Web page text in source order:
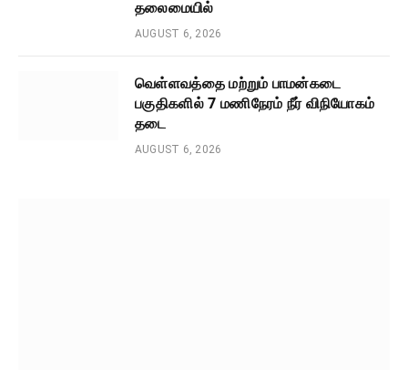
தலைமையில்
AUGUST 6, 2026
வெள்ளவத்தை மற்றும் பாமன்கடை
பகுதிகளில் 7 மணிநேரம் நீர் விநியோகம்
தடை
AUGUST 6, 2026